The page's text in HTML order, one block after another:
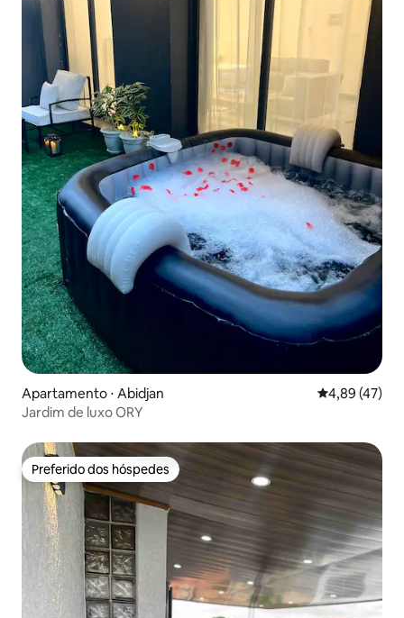
Apartamento ⋅ Abidjan 4,89 de uma
4,89 (47)
Jardim de luxo ORY
Preferido dos hóspedes
Preferido dos hóspedes